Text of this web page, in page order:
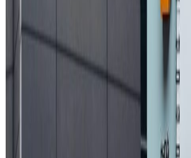
२०२६ अप्रिल ३
आज विश्व अटिजम सचेतना
कार्यक्रम गरिदै